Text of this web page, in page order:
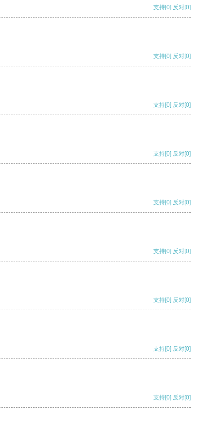
支持[0] 反对[0]
支持[0] 反对[0]
支持[0] 反对[0]
支持[0] 反对[0]
支持[0] 反对[0]
支持[0] 反对[0]
支持[0] 反对[0]
支持[0] 反对[0]
支持[0] 反对[0]